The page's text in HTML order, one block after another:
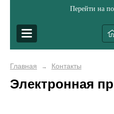
Перейти на
Главная → Контакты
Электронная